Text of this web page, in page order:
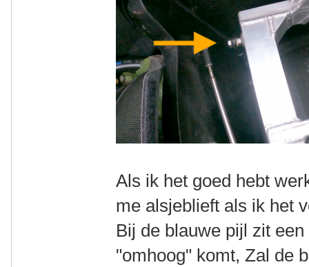
Als ik het goed hebt
me alsjeblieft als ik het
Bij de blauwe pijl zit
"omhoog" komt, Zal de